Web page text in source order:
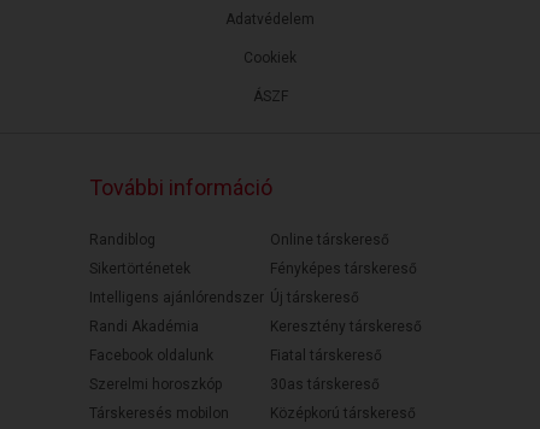
ÁSZF
Adatvédelem
Cookiek
További információ
Randiblog
Sikertörténetek
Intelligens ajánlórendszer
Randi Akadémia
Facebook oldalunk
Szerelmi horoszkóp
Társkeresés mobilon
Online társkereső
Fényképes társkereső
Új társkereső
Keresztény társkereső
Fiatal társkereső
30as társkereső
Középkorú társkereső